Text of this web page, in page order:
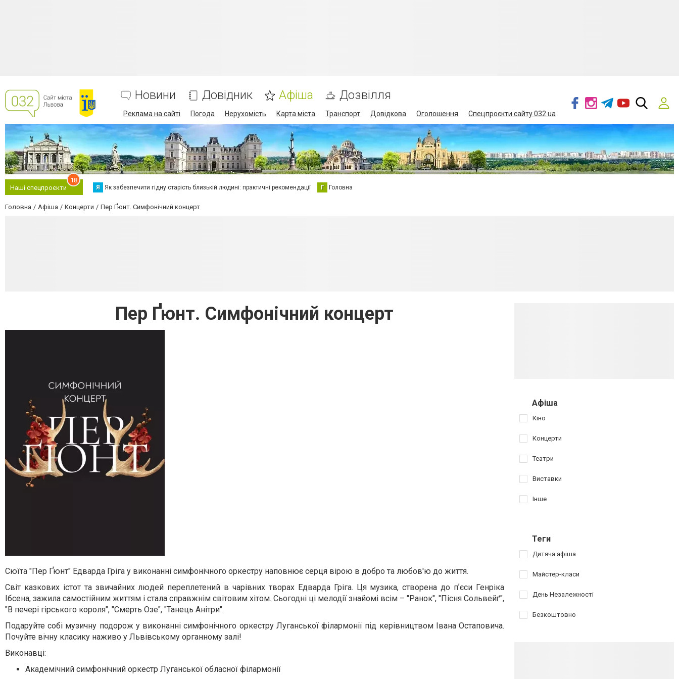
Новини Довідник Афіша Дозвілля
Реклама на сайті Погода Нерухомість Карта міста Транспорт Довідкова Оголошення Спецпроєкти сайту 032.ua
Наші спецпроєкти
18
Я Як забезпечити гідну старість близькій людині: практичні рекомендації Г Головна
Головна Афіша Концерти Пер Ґюнт. Симфонічний концерт
Пер Ґюнт. Симфонічний концерт
Сюїта "Пер Ґюнт" Едварда Гріга у виконанні симфонічного оркестру наповнює серця вірою в добро та любов'ю до життя.
Світ казкових істот та звичайних людей переплетений в чарівних творах Едварда Гріга. Ця музика, створена до пʼєси Генріка
Ібсена, зажила самостійним життям і стала справжнім світовим хітом. Сьогодні ці мелодії знайомі всім – "Ранок", "Пісня Сольвейґ",
"В печері гірського короля", "Смерть Озе", "Танець Анітри".
Подаруйте собі музичну подорож у виконанні симфонічного оркестру Луганської філармонії під керівництвом Івана Остаповича.
Почуйте вічну класику наживо у Львівському органному залі!
Виконавці:
Академічний симфонічний оркестр Луганської обласної філармонії
Афіша
Кіно
Концерти
Театри
Виставки
Інше
Теги
Дитяча афіша
Майстер-класи
День Незалежності
Безкоштовно